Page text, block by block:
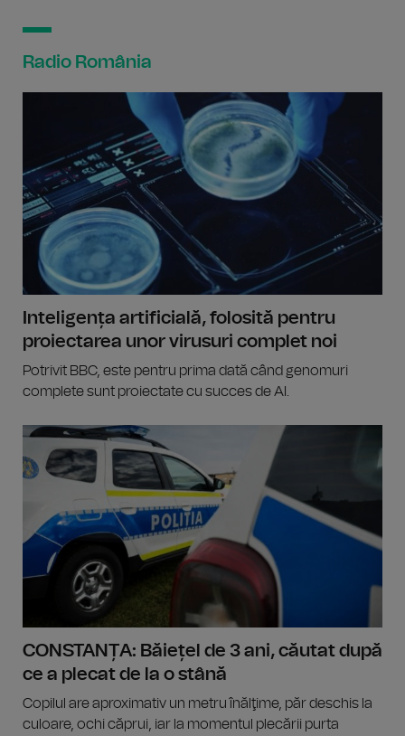
Radio România
Inteligența artificială, folosită pentru
proiectarea unor virusuri complet noi
Potrivit BBC, este pentru prima dată când genomuri
complete sunt proiectate cu succes de AI.
CONSTANȚA: Băiețel de 3 ani, căutat după
ce a plecat de la o stână
Copilul are aproximativ un metru înălţime, păr deschis la
culoare, ochi căprui, iar la momentul plecării purta